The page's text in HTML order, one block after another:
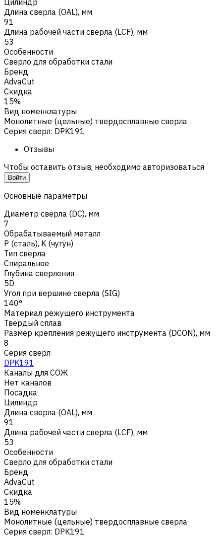
Длина сверла (OAL), мм
91
Длина рабочей части сверла (LCF), мм
53
Особенности
Сверло для обработки стали
Бренд
AdvaCut
Скидка
15%
Вид номенклатуры
Монолитные (цельные) твердосплавные сверла
Серия сверл: DPK191
Отзывы
Чтобы оставить отзыв, необходимо авторизоваться
Войти
Основные параметры
Диаметр сверла (DC), мм
7
Обрабатываемый металл
Р (сталь), K (чугун)
Тип сверла
Спиральное
Глубина сверления
5D
Угол при вершине сверла (SIG)
140°
Материал режущего инструмента
Твердый сплав
Размер крепления режущего инструмента (DCON), мм
8
Серия сверл
DPK191
Каналы для СОЖ
Нет каналов
Посадка
Цилиндр
Длина сверла (OAL), мм
91
Длина рабочей части сверла (LCF), мм
53
Особенности
Сверло для обработки стали
Бренд
AdvaCut
Скидка
15%
Вид номенклатуры
Монолитные (цельные) твердосплавные сверла
Серия сверл: DPK191